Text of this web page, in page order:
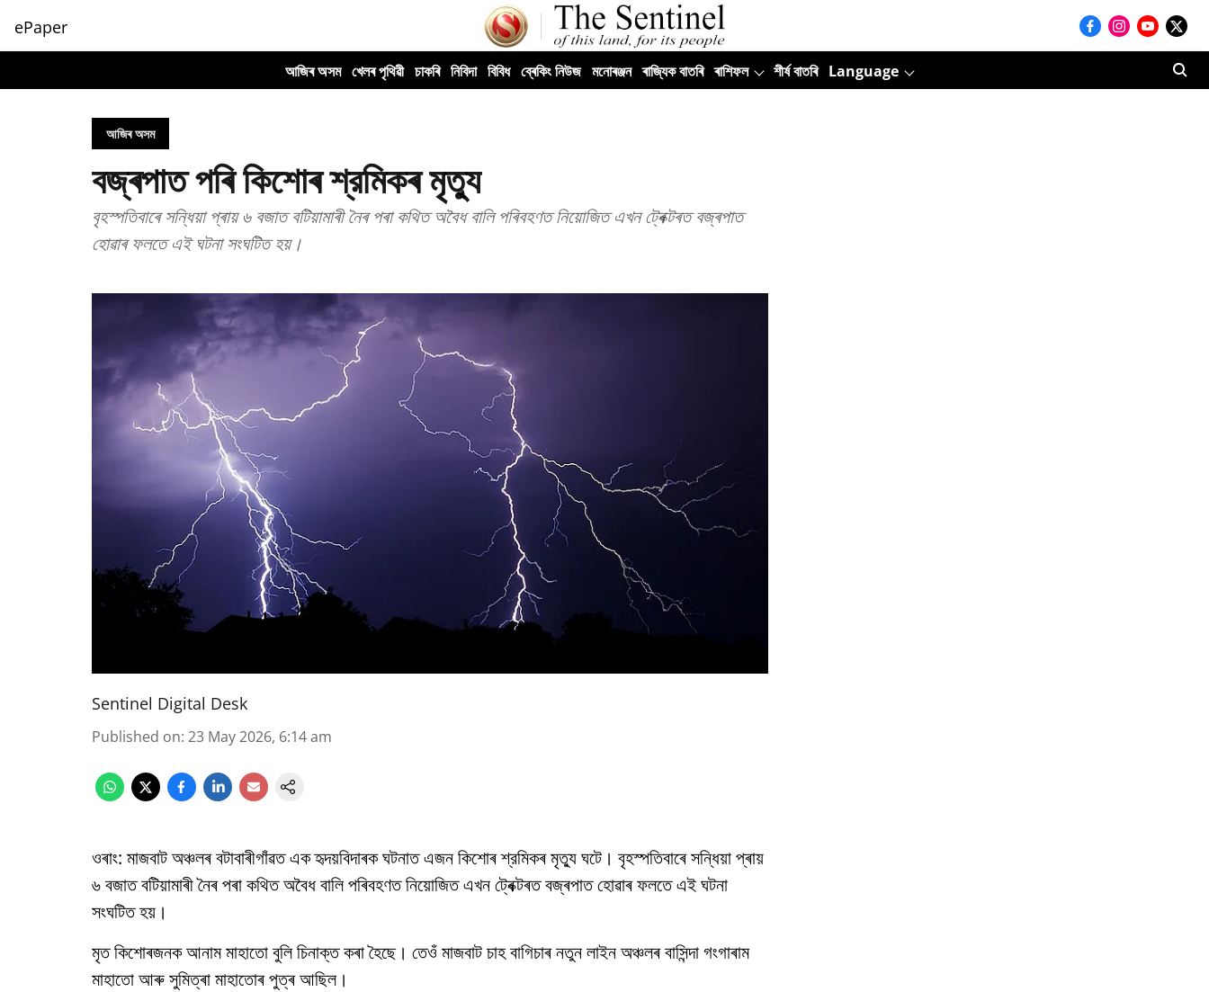
ePaper
আজিৰ অসম খেলৰ পৃথিৱী চাকৰি নিবিদা বিবিধ ব্ৰেকিং নিউজ মনোৰঞ্জন ৰাজ্যিক বাতৰি ৰাশিফল শীৰ্ষ বাতৰি Language
আজিৰ অসম
বজ্ৰপাত পৰি কিশোৰ শ্রমিকৰ মৃত্যু
বৃহস্পতিবাৰে সন্ধিয়া প্ৰায় ৬ বজাত বটিয়ামাৰী নৈৰ পৰা কথিত অবৈধ বালি পৰিবহণত নিয়োজিত এখন ট্ৰেক্টৰত বজ্ৰপাত
হোৱাৰ ফলতে এই ঘটনা সংঘটিত হয়।
Sentinel Digital Desk
Published on: 23 May 2026, 6:14 am
ওৰাং: মাজবাট অঞ্চলৰ বটাবাৰীগাঁৱত এক হৃদয়বিদাৰক ঘটনাত এজন কিশোৰ শ্রমিকৰ মৃত্যু ঘটে। বৃহস্পতিবাৰে সন্ধিয়া প্ৰায়
৬ বজাত বটিয়ামাৰী নৈৰ পৰা কথিত অবৈধ বালি পৰিবহণত নিয়োজিত এখন ট্ৰেক্টৰত বজ্ৰপাত হোৱাৰ ফলতে এই ঘটনা
সংঘটিত হয়।
মৃত কিশোৰজনক আনাম মাহাতো বুলি চিনাক্ত কৰা হৈছে। তেওঁ মাজবাট চাহ বাগিচাৰ নতুন লাইন অঞ্চলৰ বাসিন্দা গংগাৰাম
মাহাতো আৰু সুমিত্ৰা মাহাতোৰ পুত্ৰ আছিল।